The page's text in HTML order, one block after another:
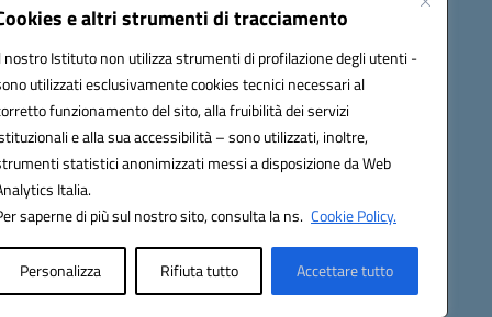
e altri strumenti di tracciamento
nostro Istituto non utilizza strumenti di profilazione degli utenti -
utilizzati esclusivamente cookies tecnici necessari al
funzionamento del sito, alla fruibilità dei servizi
e alla sua accessibilità – sono utilizzati, inoltre,
statistici anonimizzati messi a disposizione da Web
Italia.
saperne di più sul nostro sito, consulta la ns. Cookie Policy.
Personalizza Rifiuta tutto Accettare tutto